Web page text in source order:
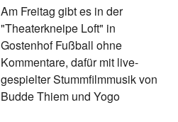
Am Freitag gibt es in der
"Theaterkneipe Loft" in
Gostenhof Fußball ohne
Kommentare, dafür mit live-
gespielter Stummfilmmusik von
Budde Thiem und Yogo